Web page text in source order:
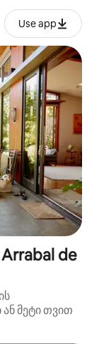
Use app
de
მეტი თვით